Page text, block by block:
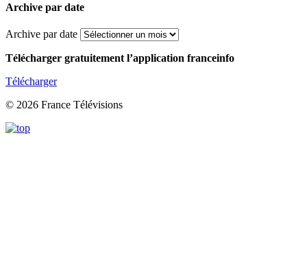
Archive par date
Archive par date
Télécharger gratuitement l’application franceinfo
Télécharger
© 2026 France Télévisions